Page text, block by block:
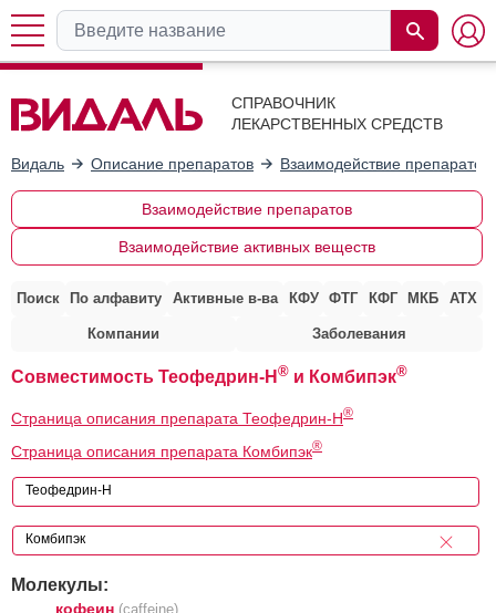
СПРАВОЧНИК
ЛЕКАРСТВЕННЫХ СРЕДСТВ
Видаль Описание препаратов Взаимодействие препаратов
Взаимодействие препаратов
Взаимодействие активных веществ
Поиск По алфавиту Активные в-ва КФУ ФТГ КФГ МКБ АТХ
Компании Заболевания
Совместимость Теофедрин-Н ® и Комбипэк®
Страница описания препарата Теофедрин-Н®
Страница описания препарата Комбипэк®
Молекулы:
кофеин (caffeine)